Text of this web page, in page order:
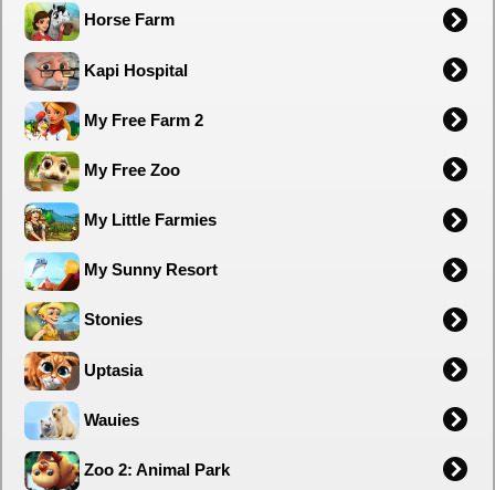
Horse Farm
Kapi Hospital
My Free Farm 2
My Free Zoo
My Little Farmies
My Sunny Resort
Stonies
Uptasia
Wauies
Zoo 2: Animal Park